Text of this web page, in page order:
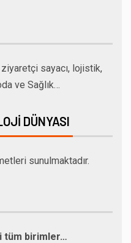
sayacı, lojistik,
ve Sağlık…
DÜNYASI
sunulmaktadır.
tüm birimler…